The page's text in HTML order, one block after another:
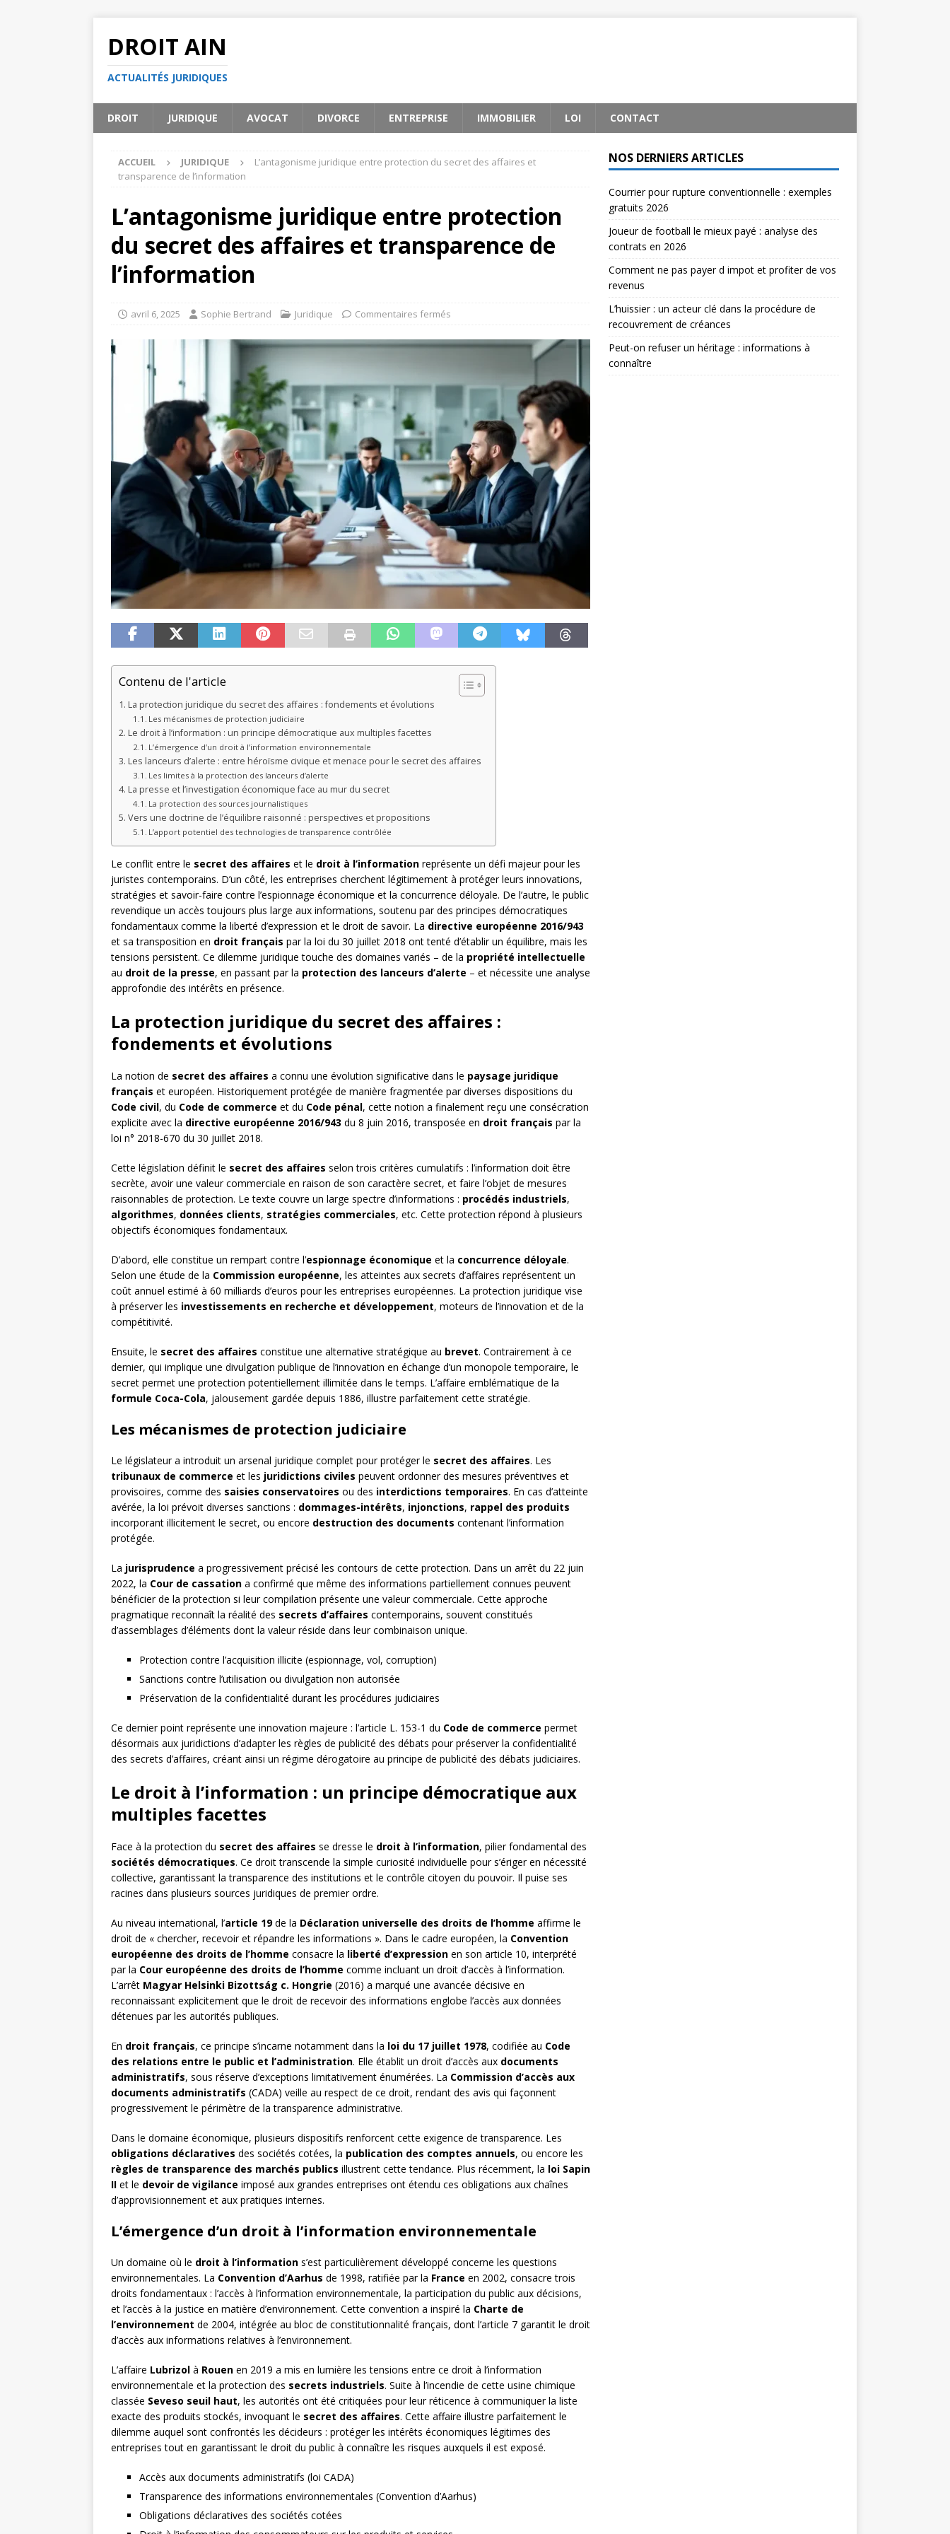
DROIT AIN
ACTUALITÉS JURIDIQUES
DROIT JURIDIQUE AVOCAT DIVORCE ENTREPRISE IMMOBILIER LOI CONTACT
ACCUEIL JURIDIQUE
L’antagonisme juridique entre protection du secret des affaires et
transparence de l’information
L’antagonisme juridique entre protection
du secret des affaires et transparence de
l’information
avril 6, 2025 Sophie Bertrand Juridique Commentaires fermés
Contenu de l'article
La protection juridique du secret des affaires : fondements et évolutions
Les mécanismes de protection judiciaire
Le droit à l’information : un principe démocratique aux multiples facettes
L’émergence d’un droit à l’information environnementale
Les lanceurs d’alerte : entre héroïsme civique et menace pour le secret des affaires
Les limites à la protection des lanceurs d’alerte
La presse et l’investigation économique face au mur du secret
La protection des sources journalistiques
Vers une doctrine de l’équilibre raisonné : perspectives et propositions
L’apport potentiel des technologies de transparence contrôlée
Le conflit entre le secret des affaires et le droit à l’information représente un défi majeur pour les
juristes contemporains. D’un côté, les entreprises cherchent légitimement à protéger leurs innovations,
stratégies et savoir-faire contre l’espionnage économique et la concurrence déloyale. De l’autre, le public
revendique un accès toujours plus large aux informations, soutenu par des principes démocratiques
fondamentaux comme la liberté d’expression et le droit de savoir. La directive européenne 2016/943
et sa transposition en droit français par la loi du 30 juillet 2018 ont tenté d’établir un équilibre, mais les
tensions persistent. Ce dilemme juridique touche des domaines variés – de la propriété intellectuelle
au droit de la presse, en passant par la protection des lanceurs d’alerte – et nécessite une analyse
approfondie des intérêts en présence.
La protection juridique du secret des affaires :
fondements et évolutions
La notion de secret des affaires a connu une évolution significative dans le paysage juridique
français et européen. Historiquement protégée de manière fragmentée par diverses dispositions du
Code civil, du Code de commerce et du Code pénal, cette notion a finalement reçu une consécration
explicite avec la directive européenne 2016/943 du 8 juin 2016, transposée en droit français par la
loi n° 2018-670 du 30 juillet 2018.
Cette législation définit le secret des affaires selon trois critères cumulatifs : l’information doit être
secrète, avoir une valeur commerciale en raison de son caractère secret, et faire l’objet de mesures
raisonnables de protection. Le texte couvre un large spectre d’informations : procédés industriels,
algorithmes, données clients, stratégies commerciales, etc. Cette protection répond à plusieurs
objectifs économiques fondamentaux.
D’abord, elle constitue un rempart contre l’espionnage économique et la concurrence déloyale.
Selon une étude de la Commission européenne, les atteintes aux secrets d’affaires représentent un
coût annuel estimé à 60 milliards d’euros pour les entreprises européennes. La protection juridique vise
à préserver les investissements en recherche et développement, moteurs de l’innovation et de la
compétitivité.
Ensuite, le secret des affaires constitue une alternative stratégique au brevet. Contrairement à ce
dernier, qui implique une divulgation publique de l’innovation en échange d’un monopole temporaire, le
secret permet une protection potentiellement illimitée dans le temps. L’affaire emblématique de la
formule Coca-Cola, jalousement gardée depuis 1886, illustre parfaitement cette stratégie.
Les mécanismes de protection judiciaire
Le législateur a introduit un arsenal juridique complet pour protéger le secret des affaires. Les
tribunaux de commerce et les juridictions civiles peuvent ordonner des mesures préventives et
provisoires, comme des saisies conservatoires ou des interdictions temporaires. En cas d’atteinte
avérée, la loi prévoit diverses sanctions : dommages-intérêts, injonctions, rappel des produits
incorporant illicitement le secret, ou encore destruction des documents contenant l’information
protégée.
La jurisprudence a progressivement précisé les contours de cette protection. Dans un arrêt du 22 juin
2022, la Cour de cassation a confirmé que même des informations partiellement connues peuvent
bénéficier de la protection si leur compilation présente une valeur commerciale. Cette approche
pragmatique reconnaît la réalité des secrets d’affaires contemporains, souvent constitués
d’assemblages d’éléments dont la valeur réside dans leur combinaison unique.
Protection contre l’acquisition illicite (espionnage, vol, corruption)
Sanctions contre l’utilisation ou divulgation non autorisée
Préservation de la confidentialité durant les procédures judiciaires
Ce dernier point représente une innovation majeure : l’article L. 153-1 du Code de commerce permet
désormais aux juridictions d’adapter les règles de publicité des débats pour préserver la confidentialité
des secrets d’affaires, créant ainsi un régime dérogatoire au principe de publicité des débats judiciaires.
Le droit à l’information : un principe démocratique aux
multiples facettes
Face à la protection du secret des affaires se dresse le droit à l’information, pilier fondamental des
sociétés démocratiques. Ce droit transcende la simple curiosité individuelle pour s’ériger en nécessité
collective, garantissant la transparence des institutions et le contrôle citoyen du pouvoir. Il puise ses
racines dans plusieurs sources juridiques de premier ordre.
Au niveau international, l’article 19de la Déclaration universelle des droits de l’homme affirme le
droit de « chercher, recevoir et répandre les informations ». Dans le cadre européen, la Convention
européenne des droits de l’homme consacre la liberté d’expression en son article 10, interprété
par la Cour européenne des droits de l’homme comme incluant un droit d’accès à l’information.
L’arrêt Magyar Helsinki Bizottság c. Hongrie (2016) a marqué une avancée décisive en
reconnaissant explicitement que le droit de recevoir des informations englobe l’accès aux données
détenues par les autorités publiques.
En droit français, ce principe s’incarne notamment dans la loi du 17 juillet 1978, codifiée au Code
des relations entre le public et l’administration. Elle établit un droit d’accès aux documents
administratifs, sous réserve d’exceptions limitativement énumérées. La Commission d’accès aux
documents administratifs (CADA) veille au respect de ce droit, rendant des avis qui façonnent
progressivement le périmètre de la transparence administrative.
Dans le domaine économique, plusieurs dispositifs renforcent cette exigence de transparence. Les
obligations déclaratives des sociétés cotées, la publication des comptes annuels, ou encore les
règles de transparence des marchés publics illustrent cette tendance. Plus récemment, la loi Sapin
II et le devoir de vigilance imposé aux grandes entreprises ont étendu ces obligations aux chaînes
d’approvisionnement et aux pratiques internes.
L’émergence d’un droit à l’information environnementale
Un domaine où le droit à l’information s’est particulièrement développé concerne les questions
environnementales. La Convention d’Aarhus de 1998, ratifiée par la France en 2002, consacre trois
droits fondamentaux : l’accès à l’information environnementale, la participation du public aux décisions,
et l’accès à la justice en matière d’environnement. Cette convention a inspiré la Charte de
l’environnement de 2004, intégrée au bloc de constitutionnalité français, dont l’article 7 garantit le droit
d’accès aux informations relatives à l’environnement.
L’affaire Lubrizol à Rouen en 2019 a mis en lumière les tensions entre ce droit à l’information
environnementale et la protection des secrets industriels. Suite à l’incendie de cette usine chimique
classée Seveso seuil haut, les autorités ont été critiquées pour leur réticence à communiquer la liste
exacte des produits stockés, invoquant le secret des affaires. Cette affaire illustre parfaitement le
dilemme auquel sont confrontés les décideurs : protéger les intérêts économiques légitimes des
entreprises tout en garantissant le droit du public à connaître les risques auxquels il est exposé.
Accès aux documents administratifs (loi CADA)
Transparence des informations environnementales (Convention d’Aarhus)
Obligations déclaratives des sociétés cotées
NOS DERNIERS ARTICLES
Courrier pour rupture conventionnelle : exemples
gratuits 2026
Joueur de football le mieux payé : analyse des
contrats en 2026
Comment ne pas payer d impot et profiter de vos
revenus
L’huissier : un acteur clé dans la procédure de
recouvrement de créances
Peut-on refuser un héritage : informations à
connaître